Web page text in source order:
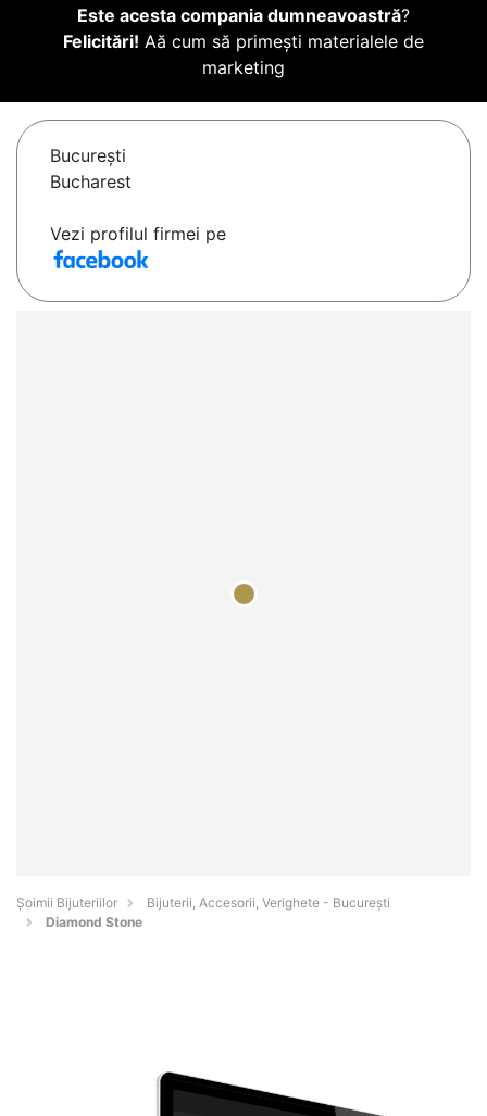
Este acesta compania dumneavoastră?
Felicitări! Aă cum să primești materialele de
marketing
Bucureşti
Bucharest
Vezi profilul firmei pe
Şoimii Bijuteriilor
Bijuterii, Accesorii, Verighete - Bucureşti
Diamond Stone